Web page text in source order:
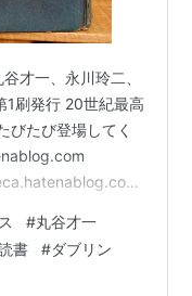
才一、永川玲二、
刷発行 20世紀最高
びたび登場してく
ズ』（英:
イムズ・ジョイス
・レビュー』1918
#丸谷才一
書 #ダブリン